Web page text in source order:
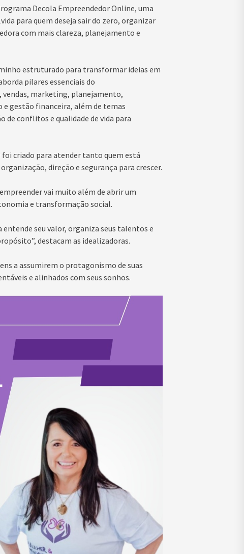
Decola Empreendedor Online, uma
para quem deseja sair do zero, organizar
com mais clareza, planejamento e
estruturado para transformar ideias em
pilares essenciais do
marketing, planejamento,
gestão financeira, além de temas
conflitos e qualidade de vida para
criado para atender tanto quem está
direção e segurança para crescer.
vai muito além de abrir um
e transformação social.
entende seu valor, organiza seus talentos e
destacam as idealizadoras.
a assumirem o protagonismo de suas
e alinhados com seus sonhos.